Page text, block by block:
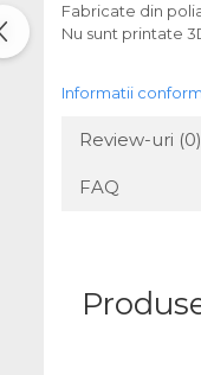
Fabricate din
Nu sunt printate
Informatii
Review-uri (0)
FAQ